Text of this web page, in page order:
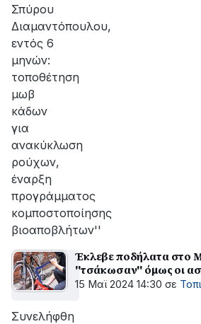
Σπύρου
Διαμαντόπουλου,
εντός 6
μηνών:
τοποθέτηση
μωβ
κάδων
για
ανακύκλωση
ρούχων,
έναρξη
προγράμματος
κομποστοποίησης
βιοαποβλήτων''
Έκλεβε ποδήλατα στο
''τσάκωσαν'' όμως οι
15 Μαϊ 2024 14:30 σε
Συνελήφθη